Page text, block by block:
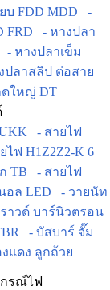
บ FDD MDD
-
FRD
- หางปลา
- หางปลาเข็ม
ปลาสลิป ต่อสาย
ใหญ่ DT
- สายไฟ
ไฟ H1Z2Z2-K 6
TB
- สายไฟ
อล LED
- วายนัท
าวด์ บาร์นิวตรอน
- บัสบาร์ จั๊ม
แดง ลูกถ้วย
กรณ์ไฟ